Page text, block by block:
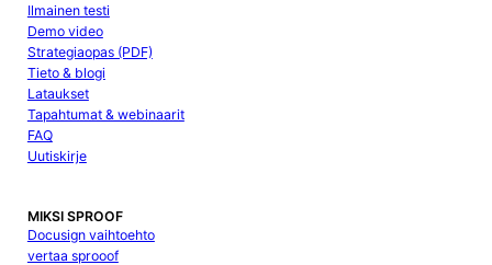
Ilmainen testi
Demo video
Strategiaopas (PDF)
Tieto & blogi
Lataukset
Tapahtumat & webinaarit
FAQ
Uutiskirje
MIKSI SPROOF
Docusign vaihtoehto
vertaa sprooof